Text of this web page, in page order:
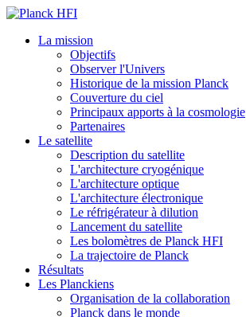
La mission
Objectifs
Observer l'Univers
Historique de la mission Planck
Couverture du ciel
Principaux apports à la cosmologie
Partenaires
Le satellite
Description du satellite
L'architecture cryogénique
L'architecture optique
L'architecture électronique
Le réfrigérateur à dilution
Lancement du satellite
Les bolomètres de Planck HFI
La trajectoire de Planck
Résultats
Les Planckiens
Organisation de la collaboration
Planck dans le monde